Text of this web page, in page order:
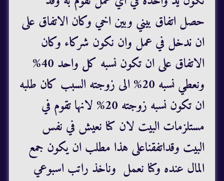
حصل اتفاق بيني وبين اخي وكان الاتفاق على
ان ندخل في عمل وان نكون شركاء وكان
الاتفاق على ان تكون نسبه كل واحد 40%
ونعطي نسبه 20% الى زوجته السبب كان طلبه
ان تكون نسبه زوجته 20% لانها تقوم في
مستلزمات البيت لان كنا نعيش في نفس
البيت وقداتفقناعلى هذا مطلب ان يكون جمع
المال عنده وكنا نعمل وناخذ راتب اسبوعي